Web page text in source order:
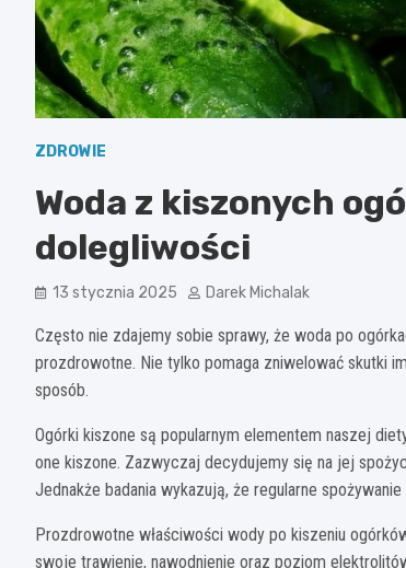
ZDROWIE
Woda z kiszonych
dolegliwości
13 stycznia 2025 Darek Michalak
Często nie zdajemy sobie sprawy, że woda po
prozdrowotne. Nie tylko pomaga zniwelować skutki
sposób.
Ogórki kiszone są popularnym elementem naszej
one kiszone. Zazwyczaj decydujemy się na jej
Jednakże badania wykazują, że regularne
Prozdrowotne właściwości wody po kiszeniu
swoje trawienie, nawodnienie oraz poziom